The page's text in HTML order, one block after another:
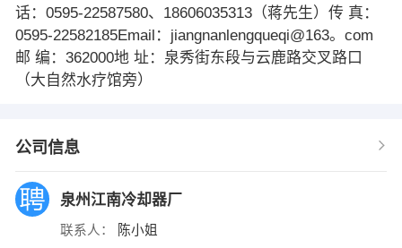
话：0595-22587580、18606035313（蒋先生）传 真：
0595-22582185Email：jiangnanlengqueqi@163。com
邮 编：362000地 址：泉秀街东段与云鹿路交叉路口
（大自然水疗馆旁）
公司信息
泉州江南冷却器厂
联系人： 陈小姐